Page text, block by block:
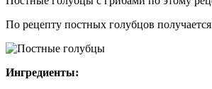
По рецепту постных голубцов
Ингредиенты: